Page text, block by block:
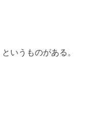
というものがある。